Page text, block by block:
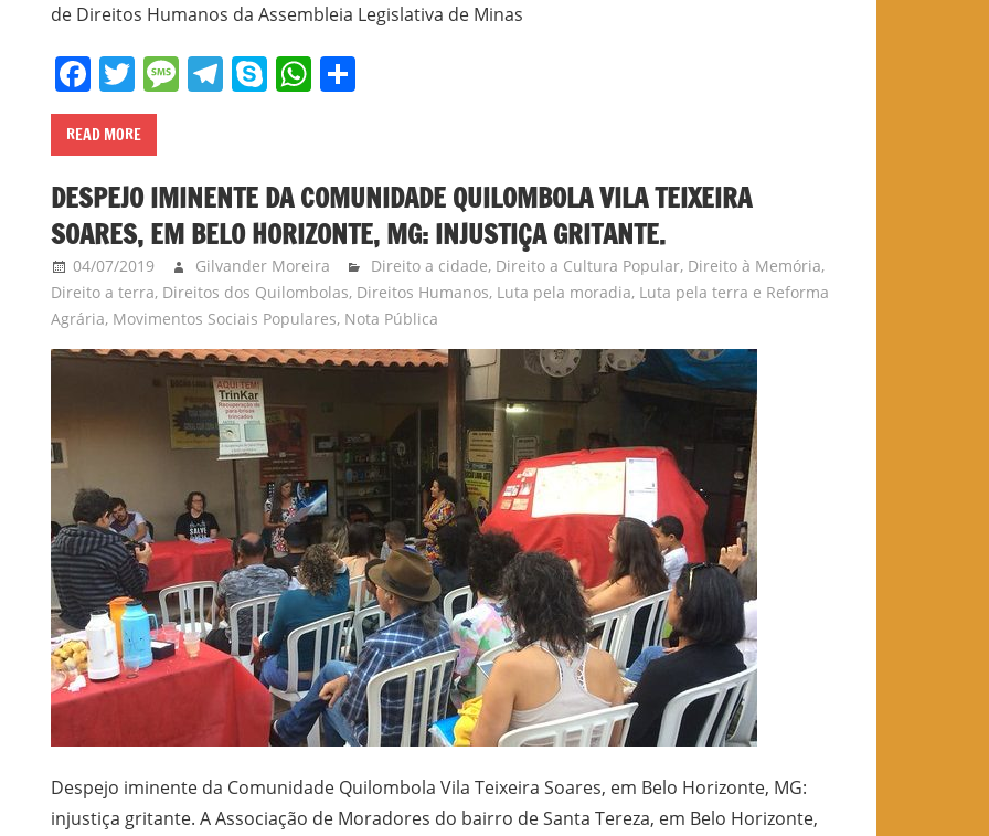
de Direitos Humanos da Assembleia Legislativa de Minas
Facebook
Twitter
Message
Telegram
SkypeWhatsApp
READ MORE
DESPEJO IMINENTE DA COMUNIDADE QUILOMBOLA VILA TEIXEIRA
SOARES, EM BELO HORIZONTE, MG: INJUSTIÇA GRITANTE.
04/07/2019 Gilvander Moreira Direito a cidade, Direito a Cultura Popular, Direito à Memória,
Direito a terra, Direitos dos Quilombolas, Direitos Humanos, Luta pela moradia, Luta pela terra e Reforma
Agrária, Movimentos Sociais Populares, Nota Pública
Despejo iminente da Comunidade Quilombola Vila Teixeira Soares, em Belo Horizonte, MG:
injustiça gritante. A Associação de Moradores do bairro de Santa Tereza, em Belo Horizonte,